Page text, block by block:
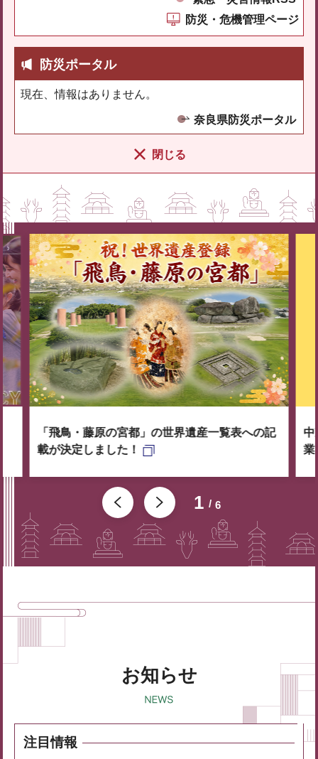
防災・危機管理ページ
防災ポータル
現在、情報はありません。
奈良県防災ポータル
閉じる
1 6
「飛鳥・藤原の宮都」の世界遺産一覧表への記
載が決定しました！
中
業
お知らせ
注目情報